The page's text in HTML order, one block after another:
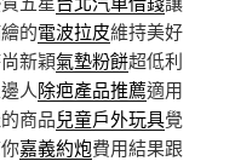
的電波拉皮維持美好
新穎氣墊粉餅超低利
人除疤產品推薦適用
商品兒童戶外玩具覺
嘉義約炮費用結果跟